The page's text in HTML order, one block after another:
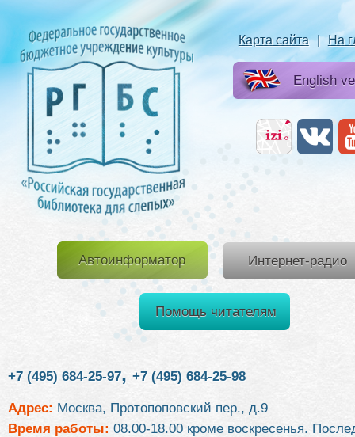
Карта сайта | На
English
Автоинформатор Интернет-радио
Помощь читателям
+7 (495) 684-25-97, +7 (495) 684-25-98
Адрес: Москва, Протопоповский пер., д.9
Время работы: 08.00-18.00 кроме воскресенья.